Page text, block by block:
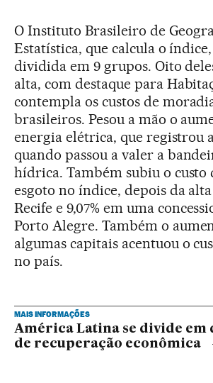
O Instituto Brasileiro de
Estatística, que calcula o
dividida em 9 grupos. Oito
alta, com destaque para
contempla os custos de
brasileiros. Pesou a mão o
energia elétrica, que registrou
quando passou a valer a
hídrica. Também subiu o custo
esgoto no índice, depois da alta
Recife e 9,07% em uma
Porto Alegre. Também o
algumas capitais acentuou o
no país.
MAIS INFORMAÇÕES
América Latina se divide em
de recuperação econômica